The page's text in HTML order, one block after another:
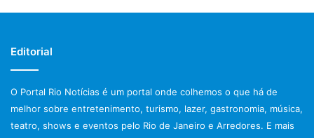
Editorial
O Portal Rio Notícias é um portal onde colhemos o que há de
melhor sobre entretenimento, turismo, lazer, gastronomia, música,
teatro, shows e eventos pelo Rio de Janeiro e Arredores. E mais